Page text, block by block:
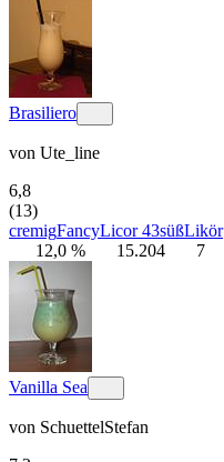
Brasiliero
von Ute_line
6,8
(13)
cremigFancyLicor 43süßLikör
12,0 %
15.204 7
Vanilla Sea
von SchuettelStefan